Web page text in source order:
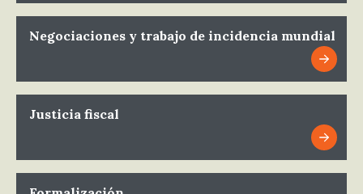
Negociaciones y trabajo de incidencia mundial
Justicia fiscal